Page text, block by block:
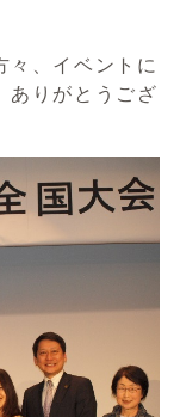
、イベントに
ありがとうござ